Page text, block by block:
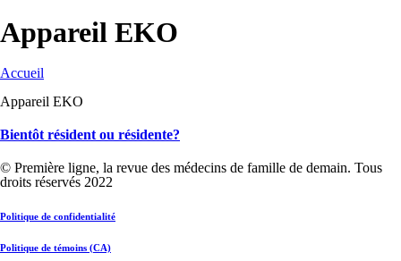
Appareil EKO
Accueil
Appareil EKO
Bientôt résident ou résidente?
© Première ligne, la revue des médecins de famille de demain. Tous
droits réservés 2022
Politique de confidentialité
Politique de témoins (CA)